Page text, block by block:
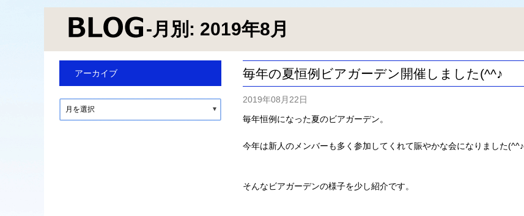
-月別: 2019年8月
アーカイブ
月を選択
毎年の夏恒例ビアガーデン開催しました(^^♪
2019年08月22日
毎年恒例になった夏のビアガーデン。
今年は新人のメンバーも多く参加してくれて賑やかな会になりました(^^♪
そんなビアガーデンの様子を少し紹介です。